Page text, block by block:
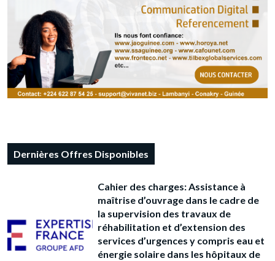
Dernières Offres Disponibles
Cahier des charges: Assistance à
maîtrise d’ouvrage dans le cadre de
la supervision des travaux de
réhabilitation et d’extension des
services d’urgences y compris eau et
énergie solaire dans les hôpitaux de